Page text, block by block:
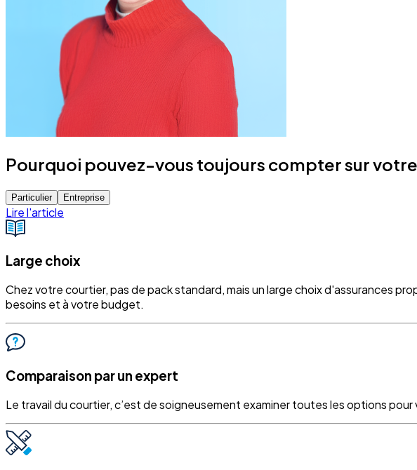
Pourquoi pouvez-vous toujours compter sur
Particulier Entreprise
Lire l'article
Large choix
Chez votre courtier, pas de pack standard, mais un large choix d'assurances
besoins et à votre budget.
Comparaison par un expert
Le travail du courtier, c’est de soigneusement examiner toutes les options